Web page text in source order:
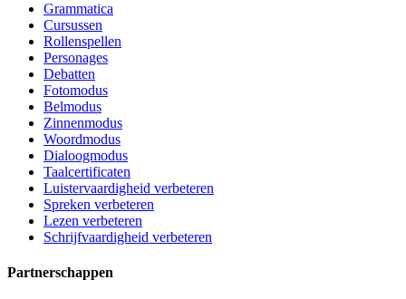
Grammatica
Cursussen
Rollenspellen
Personages
Debatten
Fotomodus
Belmodus
Zinnenmodus
Woordmodus
Dialoogmodus
Taalcertificaten
Luistervaardigheid verbeteren
Spreken verbeteren
Lezen verbeteren
Schrijfvaardigheid verbeteren
Partnerschappen